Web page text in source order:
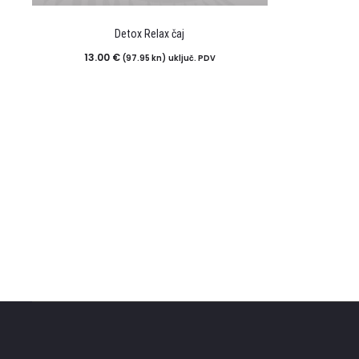
Detox Relax čaj
13.00 € (97.95 kn) uključ. PDV